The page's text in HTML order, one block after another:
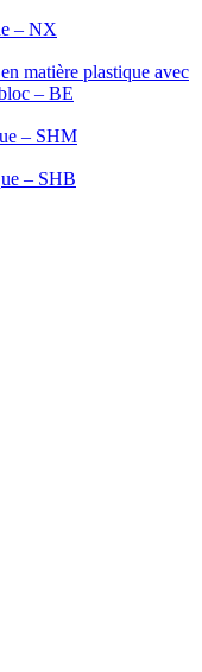
– NX
matière plastique avec
– BE
– SHM
– SHB